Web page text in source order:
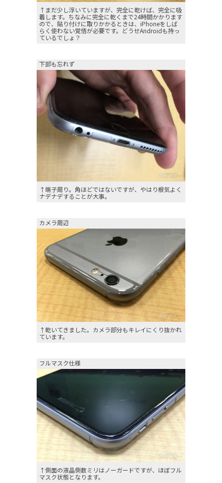
↑まだ少し浮いていますが、完全に乾けば、完全に吸
着します。ちなみに完全に乾くまで24時間かかります
ので、貼り付けに取りかかるときは、iPhoneをしば
らく使わない覚悟が必要です。どうせAndroidも持っ
ているでしょ？
下部も忘れず
↑端子周り。角ほどではないですが、やはり根気よく
ナデナデすることが大事。
カメラ周辺
↑乾いてきました。カメラ部分もキレイにくり抜かれ
ています。
フルマスク仕様
↑側面の液晶側数ミリはノーガードですが、ほぼフル
マスク状態となります。